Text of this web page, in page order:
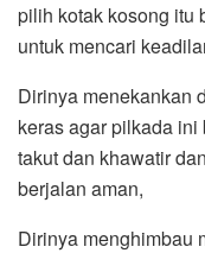
pilih kotak kosong itu
untuk mencari
Dirinya menekankan
keras agar pilkada
takut dan khawatir
berjalan aman,
Dirinya menghimbau